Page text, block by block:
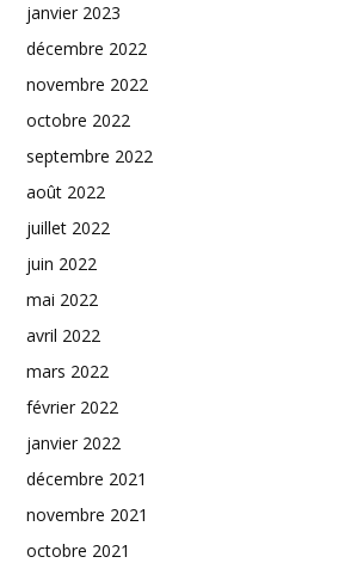
janvier 2023
décembre 2022
novembre 2022
octobre 2022
septembre 2022
août 2022
juillet 2022
juin 2022
mai 2022
avril 2022
mars 2022
février 2022
janvier 2022
décembre 2021
novembre 2021
octobre 2021